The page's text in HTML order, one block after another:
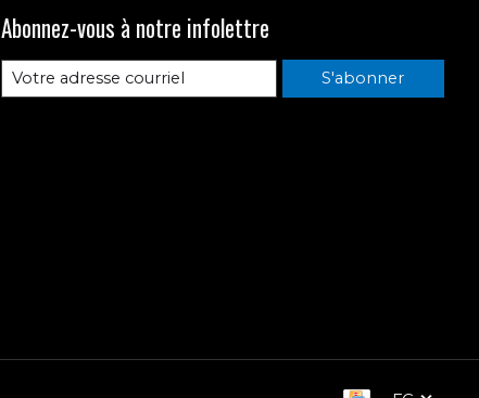
Abonnez-vous à notre infolettre
S'abonner